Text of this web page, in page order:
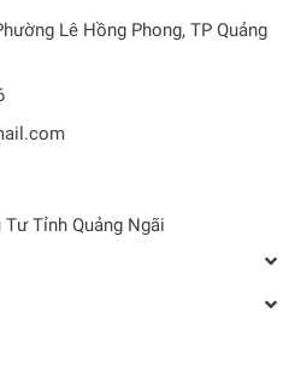
Lê Hồng Phong, TP Quảng
Tỉnh Quảng Ngãi